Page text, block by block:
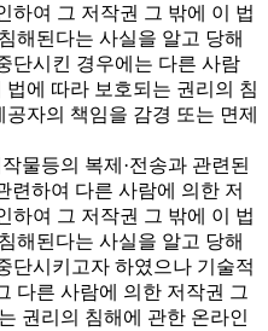
하여 그 저작권 그 밖에 이 법
해된다는 사실을 알고 당해
단시킨 경우에는 다른 사람
에 따라 보호되는 권리의 침
자의 책임을 감경 또는 면제
물등의 복제·전송과 관련된
련하여 다른 사람에 의한 저
하여 그 저작권 그 밖에 이 법
해된다는 사실을 알고 당해
단시키고자 하였으나 기술적
다른 사람에 의한 저작권 그
권리의 침해에 관한 온라인